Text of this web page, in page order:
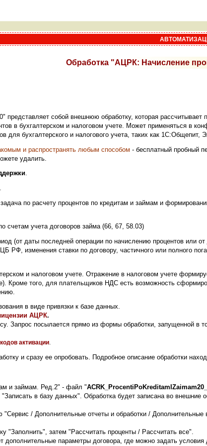
Обработка "АЦРК: Начисление
собой внешнюю обработку, которая рассчитывает
в бухгалтерском и налоговом учете. Может применяться в
бухгалтерского и налогового учета, таких как 1С:Общепит,
и распространять любым способом - бесплатный пробный
удалить.
.
по расчету процентов по кредитам и займам и
счетам учета договоров займа (66, 67, 58.03)
(от даты последней операции по начислению процентов или
РФ, изменения ставки по договору, частичного или полного
и налоговом учете. Отражение в налоговом учете
Кроме того, для плательщиков НДС есть возможность
в виде привязки к базе данных.
АЦРК.
Запрос посылается прямо из формы обработки, запущенной в
кодов активации
и сразу ее опробовать. Подробное описание обработки
и займам. Ред.2" - файл "
в базу данных". Обработка будет записана во внешние
/ Дополнительные отчеты и обработки / Дополнительные
"Заполнить", затем "Рассчитать проценты / Рассчитать все".
дополнительные параметры договора, где можно задать условия